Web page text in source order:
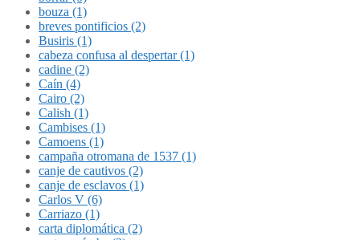
bouza (1)
breves pontificios (2)
Busiris (1)
cabeza confusa al despertar (1)
cadine (2)
Caín (4)
Cairo (2)
Calish (1)
Cambises (1)
Camoens (1)
campaña otromana de 1537 (1)
canje de cautivos (2)
canje de esclavos (1)
Carlos V (6)
Carriazo (1)
carta diplomática (2)